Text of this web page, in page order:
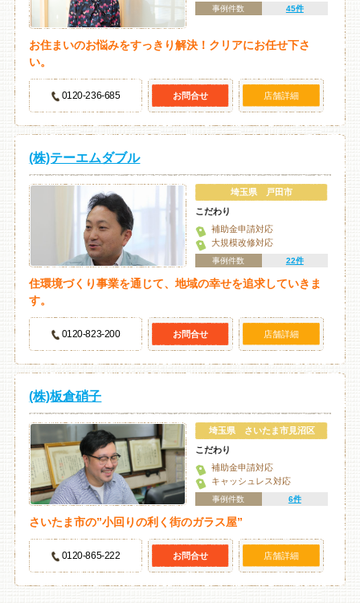
事例件数 45件
お住まいのお悩みをすっきり解決！クリアにお任せ下さ
い。
0120-236-685 お問合せ 店舗詳細
(株)テーエムダブル
埼玉県 戸田市
こだわり
補助金申請対応
大規模改修対応
事例件数 22件
住環境づくり事業を通じて、地域の幸せを追求していきま
す。
0120-823-200 お問合せ 店舗詳細
(株)板倉硝子
埼玉県 さいたま市見沼区
こだわり
補助金申請対応
キャッシュレス対応
事例件数 6件
さいたま市の”小回りの利く街のガラス屋”
0120-865-222 お問合せ 店舗詳細